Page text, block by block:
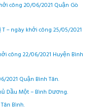
công 20/06/2021 Quận Gò
– ngày khởi công 25/05/2021
công 22/06/2021 Huyện Bình
Quận Bình Tân.
Dầu Một – Bình Dương.
Bình.